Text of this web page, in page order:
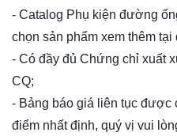
- Catalog Phụ kiện đường
chọn sản phẩm xem thêm tại
- Có đầy đủ Chứng chỉ xuất
CQ;
- Bảng báo giá liên tục được
điểm nhất định, quý vị vui